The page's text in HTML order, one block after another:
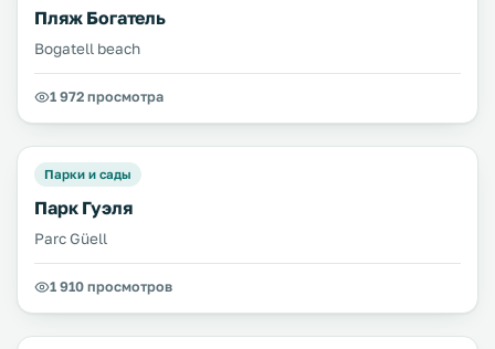
Пляж Богатель
Bogatell beach
1 972 просмотра
Парки и сады
Парк Гуэля
Parc Güell
1 910 просмотров